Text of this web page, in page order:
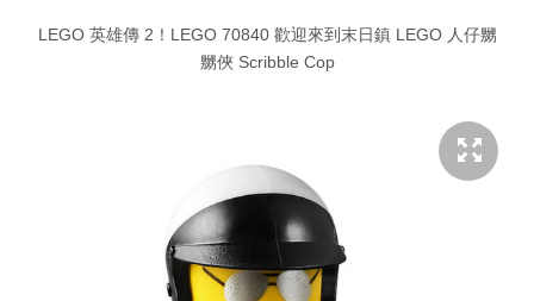
LEGO 英雄傳 2！LEGO 70840 歡迎來到末日鎮 LEGO 人仔嬲
嬲俠 Scribble Cop